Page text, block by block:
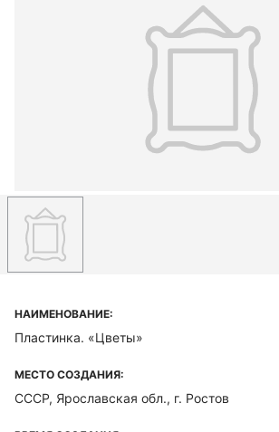
НАИМЕНОВАНИЕ:
Пластинка. «Цветы»
МЕСТО СОЗДАНИЯ:
СССР, Ярославская обл., г. Ростов